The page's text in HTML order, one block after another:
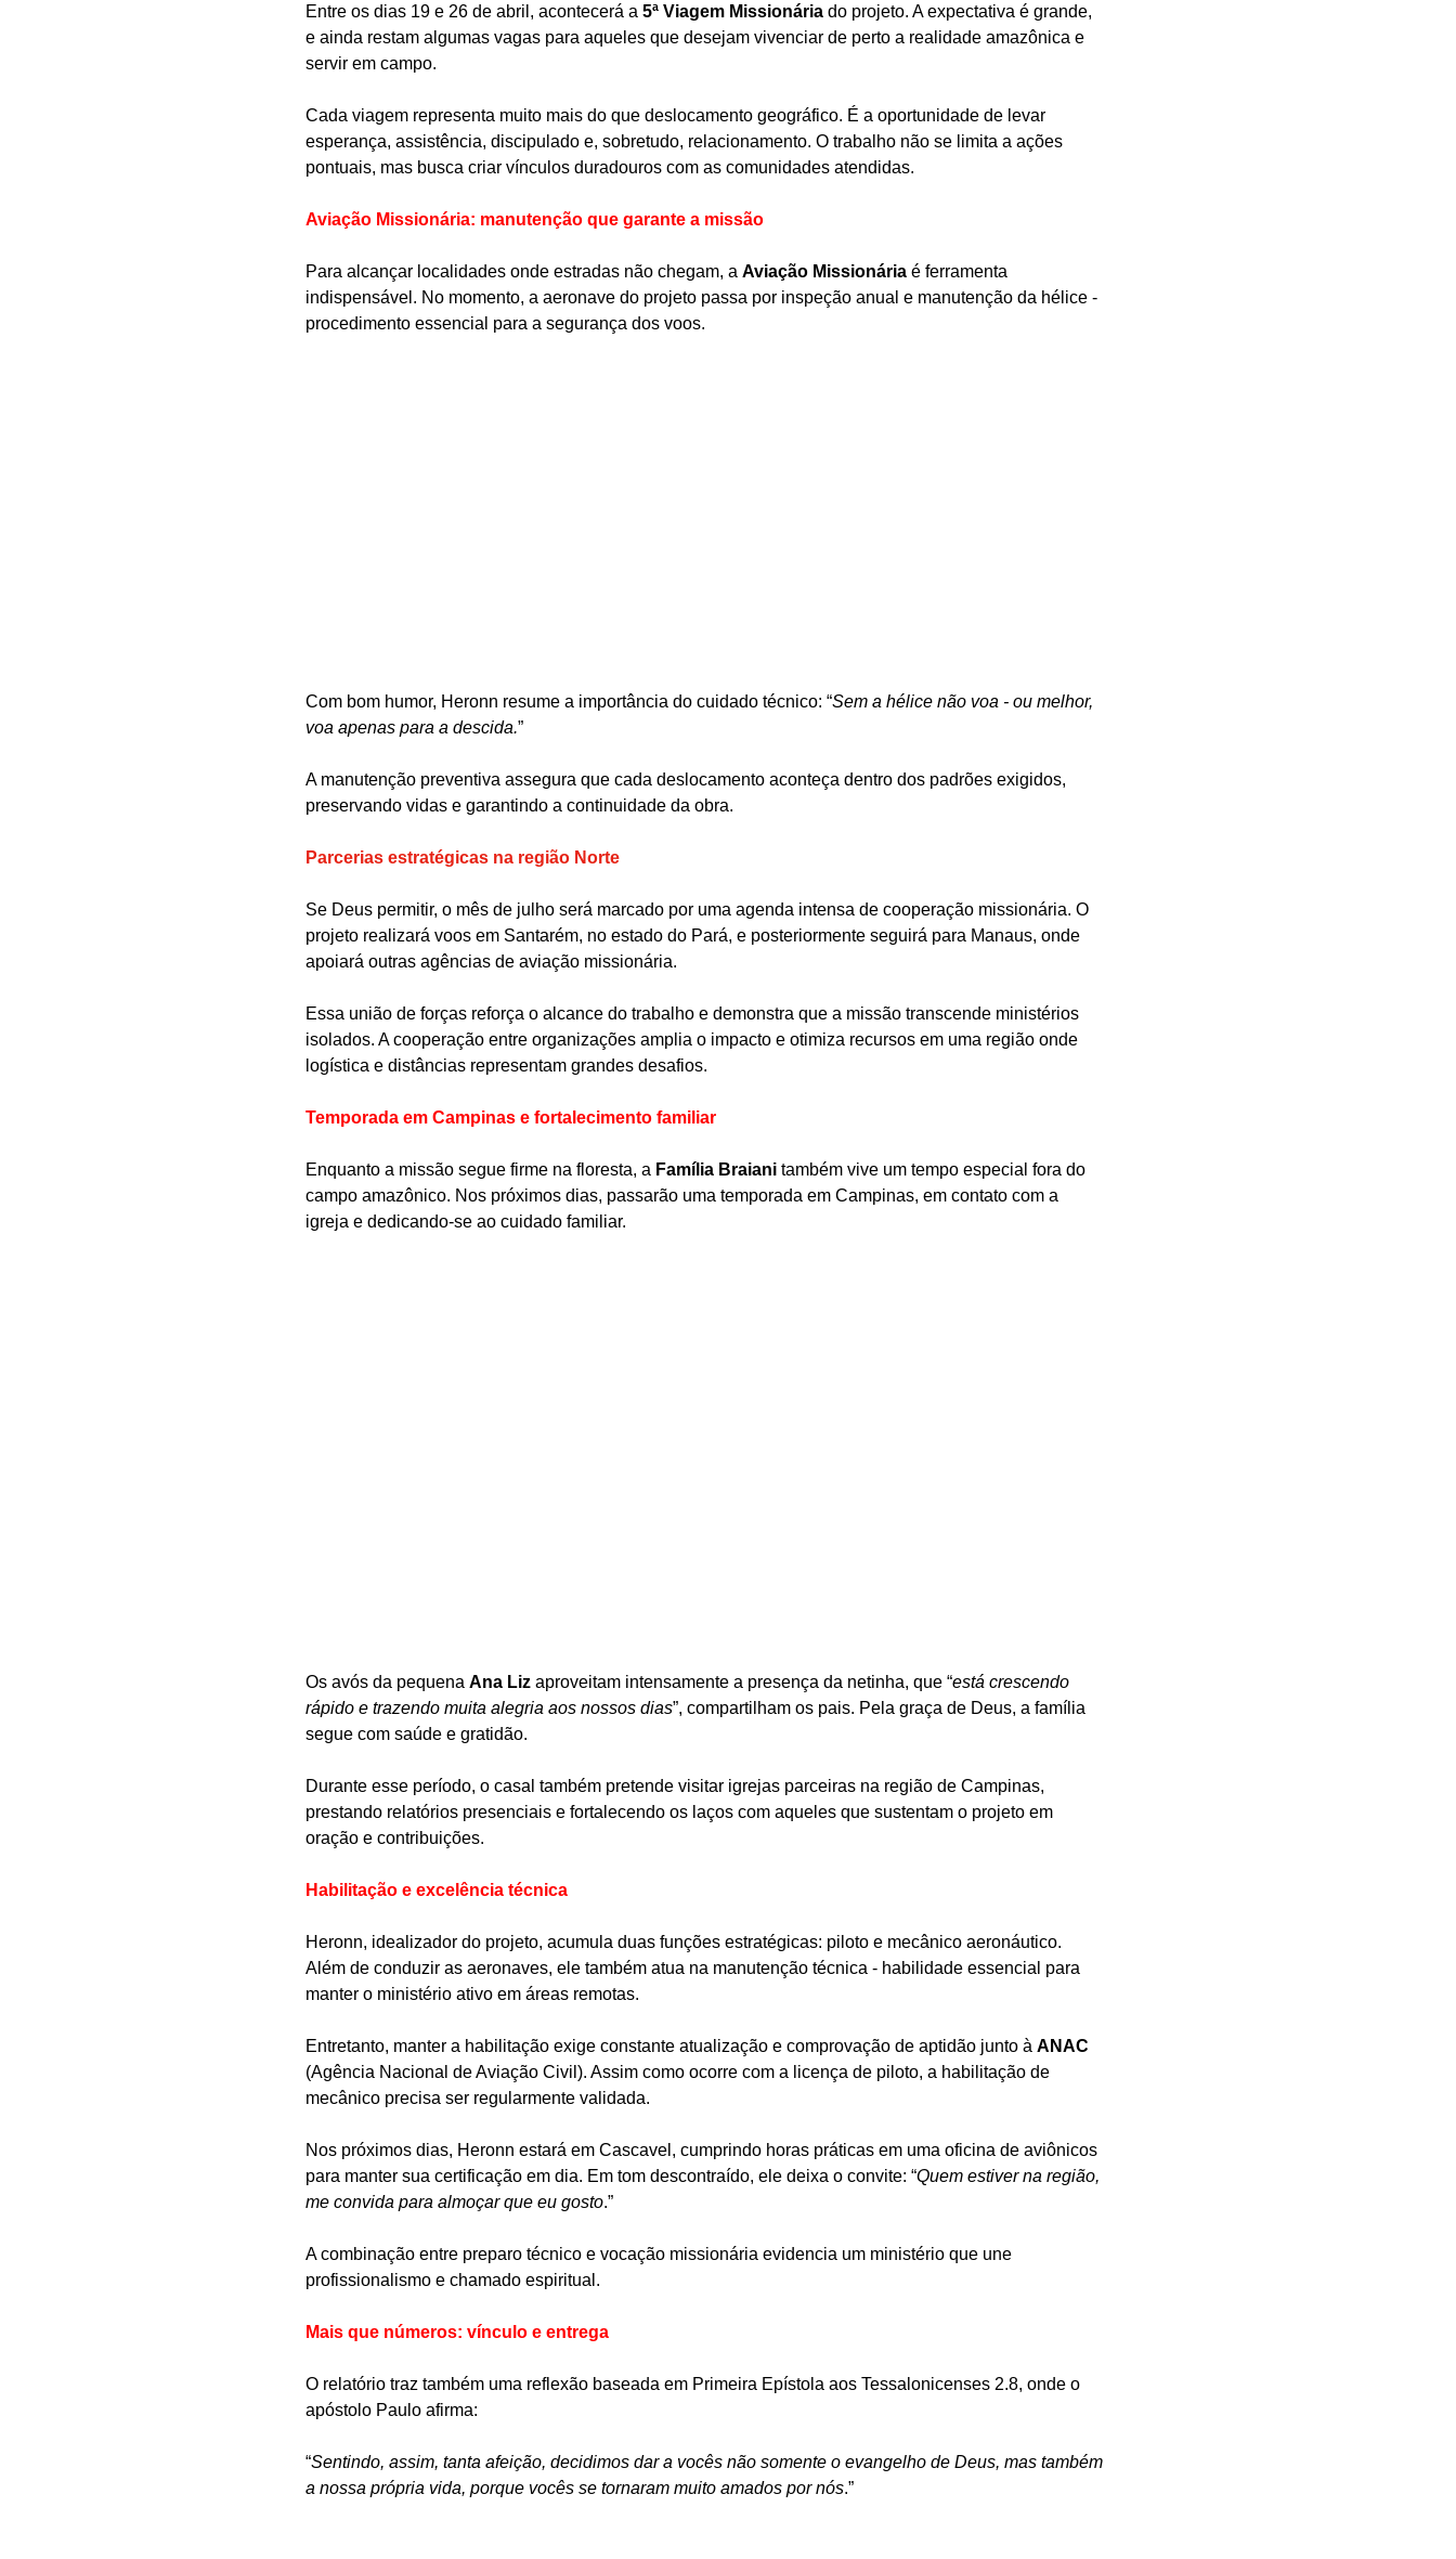
Entre os dias 19 e 26 de abril, acontecerá a 5ª Viagem Missionária do projeto. A expectativa é grande,
e ainda restam algumas vagas para aqueles que desejam vivenciar de perto a realidade amazônica e
servir em campo.
Cada viagem representa muito mais do que deslocamento geográfico. É a oportunidade de levar
esperança, assistência, discipulado e, sobretudo, relacionamento. O trabalho não se limita a ações
pontuais, mas busca criar vínculos duradouros com as comunidades atendidas.
Aviação Missionária: manutenção que garante a missão
Para alcançar localidades onde estradas não chegam, a Aviação Missionária é ferramenta
indispensável. No momento, a aeronave do projeto passa por inspeção anual e manutenção da hélice -
procedimento essencial para a segurança dos voos.
Com bom humor, Heronn resume a importância do cuidado técnico: “Sem a hélice não voa - ou melhor,
voa apenas para a descida.”
A manutenção preventiva assegura que cada deslocamento aconteça dentro dos padrões exigidos,
preservando vidas e garantindo a continuidade da obra.
Parcerias estratégicas na região Norte
Se Deus permitir, o mês de julho será marcado por uma agenda intensa de cooperação missionária. O
projeto realizará voos em Santarém, no estado do Pará, e posteriormente seguirá para Manaus, onde
apoiará outras agências de aviação missionária.
Essa união de forças reforça o alcance do trabalho e demonstra que a missão transcende ministérios
isolados. A cooperação entre organizações amplia o impacto e otimiza recursos em uma região onde
logística e distâncias representam grandes desafios.
Temporada em Campinas e fortalecimento familiar
Enquanto a missão segue firme na floresta, a Família Braiani também vive um tempo especial fora do
campo amazônico. Nos próximos dias, passarão uma temporada em Campinas, em contato com a
igreja e dedicando-se ao cuidado familiar.
Os avós da pequena Ana Liz aproveitam intensamente a presença da netinha, que “está crescendo
rápido e trazendo muita alegria aos nossos dias”, compartilham os pais. Pela graça de Deus, a família
segue com saúde e gratidão.
Durante esse período, o casal também pretende visitar igrejas parceiras na região de Campinas,
prestando relatórios presenciais e fortalecendo os laços com aqueles que sustentam o projeto em
oração e contribuições.
Habilitação e excelência técnica
Heronn, idealizador do projeto, acumula duas funções estratégicas: piloto e mecânico aeronáutico.
Além de conduzir as aeronaves, ele também atua na manutenção técnica - habilidade essencial para
manter o ministério ativo em áreas remotas.
Entretanto, manter a habilitação exige constante atualização e comprovação de aptidão junto à ANAC
(Agência Nacional de Aviação Civil). Assim como ocorre com a licença de piloto, a habilitação de
mecânico precisa ser regularmente validada.
Nos próximos dias, Heronn estará em Cascavel, cumprindo horas práticas em uma oficina de aviônicos
para manter sua certificação em dia. Em tom descontraído, ele deixa o convite: “Quem estiver na região,
me convida para almoçar que eu gosto.”
A combinação entre preparo técnico e vocação missionária evidencia um ministério que une
profissionalismo e chamado espiritual.
Mais que números: vínculo e entrega
O relatório traz também uma reflexão baseada em Primeira Epístola aos Tessalonicenses 2.8, onde o
apóstolo Paulo afirma:
“Sentindo, assim, tanta afeição, decidimos dar a vocês não somente o evangelho de Deus, mas também
a nossa própria vida, porque vocês se tornaram muito amados por nós.”